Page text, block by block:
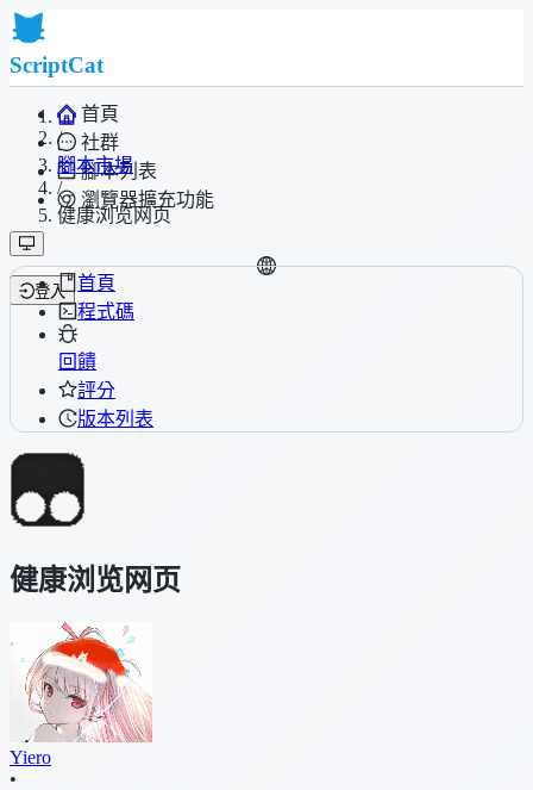
ScriptCat
首頁
社群
腳本列表
瀏覽器擴充功能
登入
/
腳本市場
/
健康浏览网页
首頁
程式碼
回饋
評分
版本列表
健康浏览网页
Yiero
•